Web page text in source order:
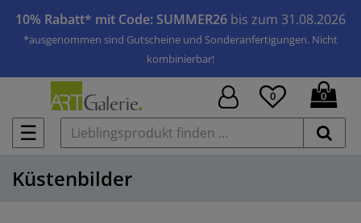
10% Rabatt* mit Code: SUMMER26 bis zum 31.08.2026
*ausgenommen sind Gutscheine und Sonderanfertigungen. Nicht
kombinierbar!
☰
0 0
Küstenbilder